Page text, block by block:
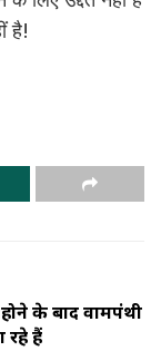
है!
के बाद वामपंथी
रहे हैं